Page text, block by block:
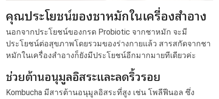
คุณประโยชน์ของชาหมักในเครื่องสำอาง
นอกจากประโยชน์ของกรด Probiotic จากชาหมัก จะมี
ประโยชน์ต่อสุขภาพโดยรวมของร่างกายแล้ว สารสกัดจากชา
หมักในเครื่องสำอางก็ยังมีประโยชน์อีกมากมายทีเดียวค่ะ
ช่วยต้านอนุมูลอิสระและลดริ้วรอย
Kombucha มีสารต้านอนุมูลอิสระที่สูง เช่น โพลีฟีนอล ซึ่ง